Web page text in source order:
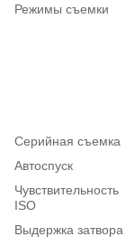
Режимы съемки
Серийная съемка
Автоспуск
Чувствительность
ISO
Выдержка затвора